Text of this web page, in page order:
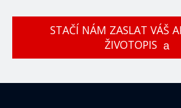
STAČÍ NÁM ZASLAT VÁŠ
ŽIVOTOPIS